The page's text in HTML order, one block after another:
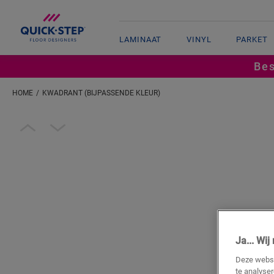
LAMINAAT VINYL PARKET
HOME KWADRANT (BIJPASSENDE KLEUR)
Ja... Wij
Deze
te